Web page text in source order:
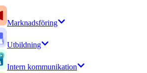
Marknadsföring
Utbildning
Intern kommunikation